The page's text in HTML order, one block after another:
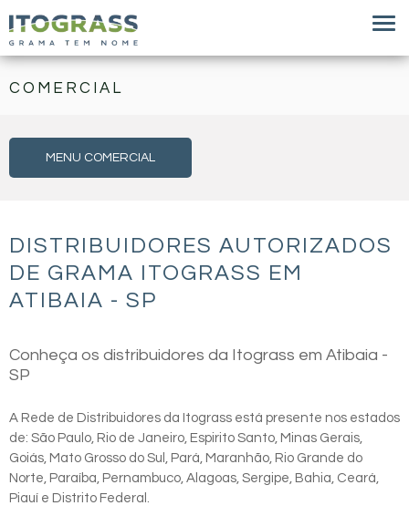
COMERCIAL
MENU COMERCIAL
DISTRIBUIDORES AUTORIZADOS
DE GRAMA ITOGRASS EM
ATIBAIA - SP
Conheça os distribuidores da Itograss em Atibaia -
SP
A Rede de Distribuidores da Itograss está presente nos estados
de: São Paulo, Rio de Janeiro, Espirito Santo, Minas Gerais,
Goiás, Mato Grosso do Sul, Pará, Maranhão, Rio Grande do
Norte, Paraíba, Pernambuco, Alagoas, Sergipe, Bahia, Ceará,
Piauí e Distrito Federal.